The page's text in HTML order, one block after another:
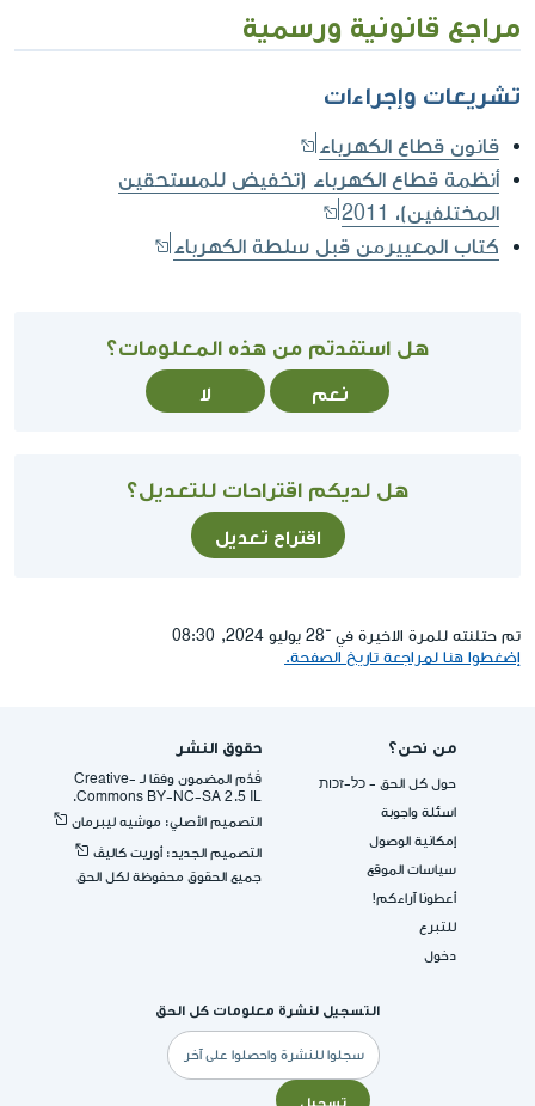
مراجع قانونية ورسمية
تشريعات وإجراءات
قانون قطاع الكهرباء
أنظمة قطاع الكهرباء (تخفيض للمستحقين
المختلفين)، 2011
كتاب المعييرمن قبل سلطة الكهرباء
هل استفدتم من هذه المعلومات؟
نعم لا
هل لديكم اقتراحات للتعديل؟
اقتراح تعديل
تم حتلنته للمرة الاخيرة في ־28 يوليو 2024, 08:30
إضغطوا هنا لمراجعة تاريخ الصفحة.
من نحن؟
حول كل الحق - כל-זכות
اسئلة واجوبة
إمكانية الوصول
سياسات الموقع
أعطونا آراءكم!
للتبرع
دخول
حقوق النشر
قُدِّم المضمون وفقا لـ -Creative
Commons BY-NC-SA 2.5 IL.
التصميم الأصلي: موشيه ليبرمان
التصميم الجديد: أوريت كاليڤ
جميع الحقوق محفوظة لكل الحق
التسجيل لنشرة معلومات كل الحق
البريد
الإلكتروني
تسجيل